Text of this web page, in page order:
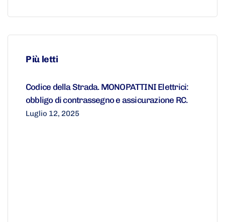
Più letti
Codice della Strada. MONOPATTINI Elettrici:
obbligo di contrassegno e assicurazione RC.
Luglio 12, 2025